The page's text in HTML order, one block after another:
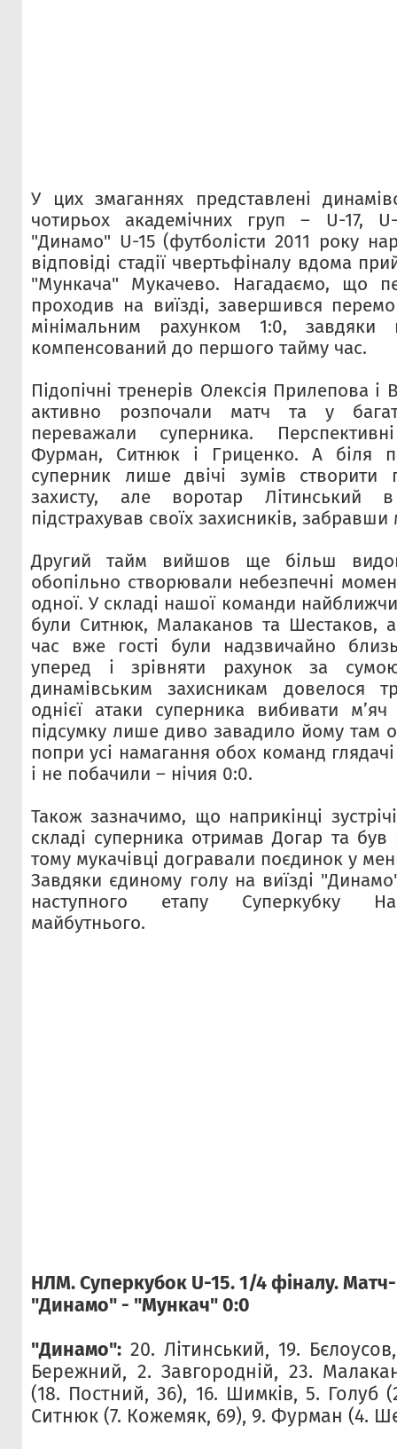
У цих змаганнях представлені
чотирьох академічних груп – U-17,
"Динамо" U-15 (футболісти 2011 року
відповіді стадії чвертьфіналу вдома
"Мункача" Мукачево. Нагадаємо, що
проходив на виїзді, завершився
мінімальним рахунком 1:0, завдяки
компенсований до першого тайму час.
Підопічні тренерів Олексія Прилепова
активно розпочали матч та у
переважали суперника.
Фурман, Ситнюк і Гриценко. А біля
суперник лише двічі зумів
захисту, але воротар Літинський
підстрахував своїх захисників, забравши
Другий тайм вийшов ще більш
обопільно створювали небезпечні
одної. У складі нашої команди
були Ситнюк, Малаканов та Шестаков,
час вже гості були надзвичайно
уперед і зрівняти рахунок за
динамівським захисникам довелося
однієї атаки суперника вибивати
підсумку лише диво завадило йому там
попри усі намагання обох команд глядачі
і не побачили – нічия 0:0.
Також зазначимо, що наприкінці
складі суперника отримав Догар та
тому мукачівці догравали поєдинок у
Завдяки єдиному голу на виїзді
наступного етапу Суперкубку
майбутнього.
НЛМ. Суперкубок U-15. 1/4 фіналу. Матч-
"Динамо" - "Мункач" 0:0
"Динамо": 20. Літинський, 19.
Бережний, 2. Завгородній, 23.
(18. Постний, 36), 16. Шимків, 5. Голуб
Ситнюк (7. Кожемяк, 69), 9. Фурман (4.